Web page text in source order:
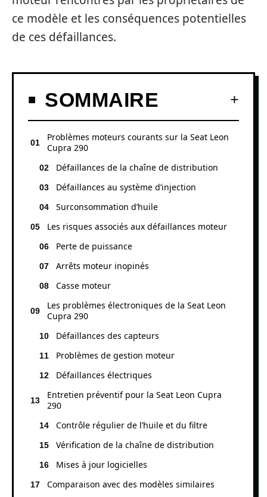
ce modèle et les conséquences potentielles
de ces défaillances.
SOMMAIRE
Problèmes moteurs courants sur la Seat Leon
Cupra 290
Défaillances de la chaîne de distribution
Défaillances au système d’injection
Surconsommation d’huile
Les risques associés aux défaillances moteur
Perte de puissance
Arrêts moteur inopinés
Casse moteur
Les problèmes électroniques de la Seat Leon
Cupra 290
Défaillances des capteurs
Problèmes de gestion moteur
Défaillances électriques
Entretien préventif pour la Seat Leon Cupra
290
Contrôle régulier de l’huile et du filtre
Vérification de la chaîne de distribution
Mises à jour logicielles
Comparaison avec des modèles similaires